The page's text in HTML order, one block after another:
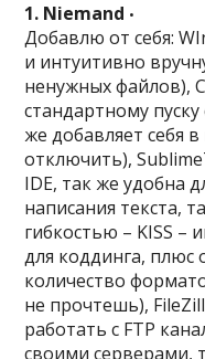
1. Niemand •
Добавлю от себя:
и интуитивно
ненужных файлов),
стандартному
же добавляет себя
отключить),
IDE, так же удобна
написания текста,
гибкостью – KISS –
для коддинга, плюс
количество
не прочтешь),
работать с FTP
своими серверами,